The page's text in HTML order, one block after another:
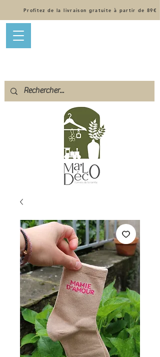
Profitez de la livraison gratuite à partir de 89€